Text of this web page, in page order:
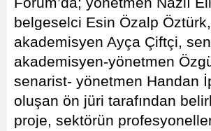
belgeselci Esin Özalp Öztürk,
akademisyen Ayça Çiftçi,
akademisyen-yönetmen
senarist- yönetmen Handan
oluşan ön jüri tarafından
proje, sektörün